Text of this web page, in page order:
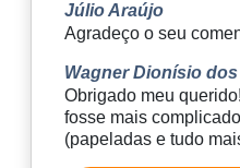
Júlio Araújo
Agradeço o seu
Wagner Dionísio
Obrigado meu
fosse mais
(papeladas e tudo